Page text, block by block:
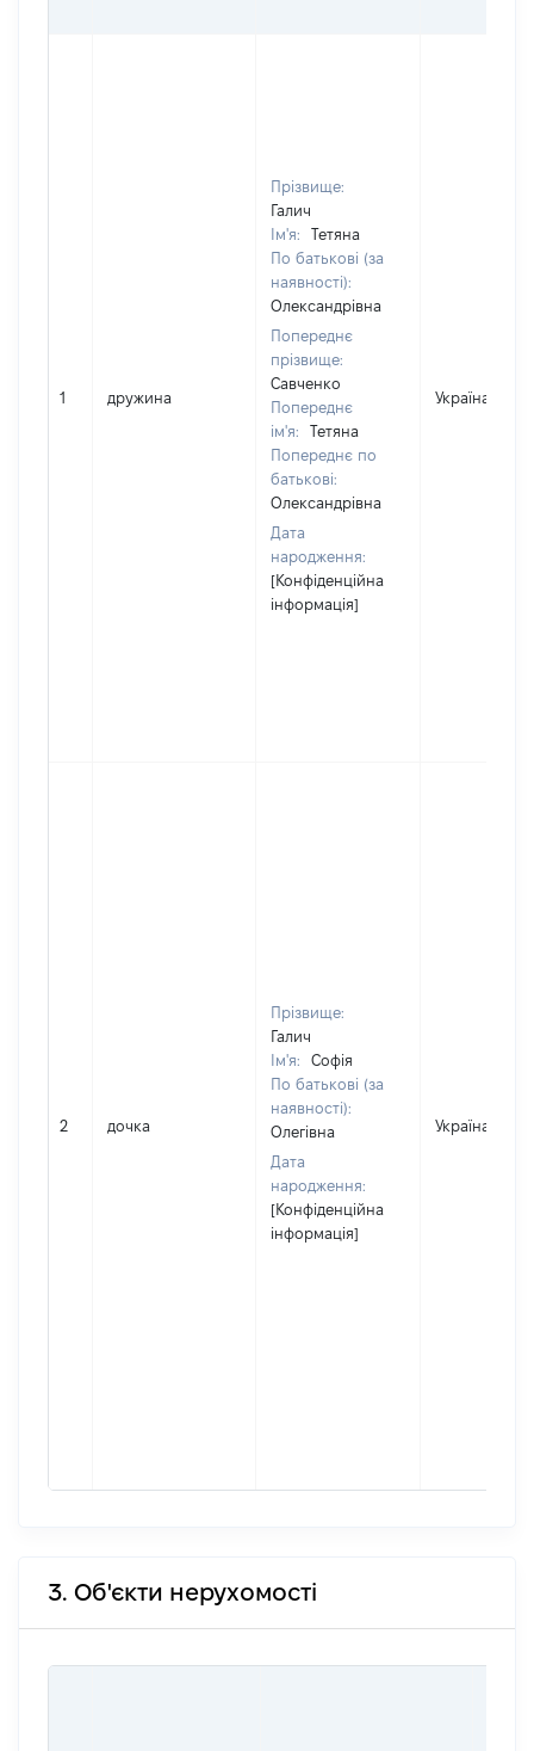
1 дружина
Прізвище:
Галич
Ім'я:
Тетяна
По батькові (за
наявності):
Олександрівна
Попереднє
прізвище:
Савченко
Попереднє
ім'я:
Тетяна
Попереднє по
батькові:
Олександрівна
Дата
народження:
[Конфіденційна
інформація]
Україна
2 дочка
Прізвище:
Галич
Ім'я:
Софія
По батькові (за
наявності):
Олегівна
Дата
народження:
[Конфіденційна
інформація]
Україна
3. Об'єкти нерухомості